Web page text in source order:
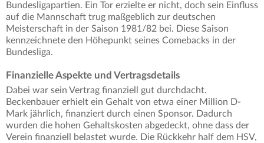
Bundesligapartien. Ein Tor erzielte er nicht, doch sein Einfluss
auf die Mannschaft trug maßgeblich zur deutschen
Meisterschaft in der Saison 1981/82 bei. Diese Saison
kennzeichnete den Höhepunkt seines Comebacks in der
Bundesliga.
Finanzielle Aspekte und Vertragsdetails
Dabei war sein Vertrag finanziell gut durchdacht.
Beckenbauer erhielt ein Gehalt von etwa einer Million D-
Mark jährlich, finanziert durch einen Sponsor. Dadurch
wurden die hohen Gehaltskosten abgedeckt, ohne dass der
Verein finanziell belastet wurde. Die Rückkehr half dem HSV,